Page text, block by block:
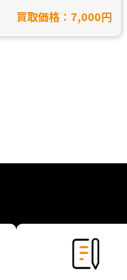
買取価格：7,000円